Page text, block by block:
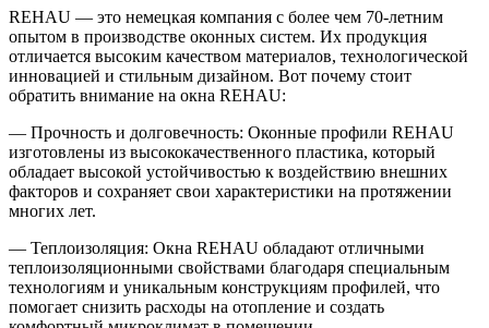
REHAU — это немецкая компания с более чем 70-летним
опытом в производстве оконных систем. Их продукция
отличается высоким качеством материалов, технологической
инновацией и стильным дизайном. Вот почему стоит
обратить внимание на окна REHAU:
— Прочность и долговечность: Оконные профили REHAU
изготовлены из высококачественного пластика, который
обладает высокой устойчивостью к воздействию внешних
факторов и сохраняет свои характеристики на протяжении
многих лет.
— Теплоизоляция: Окна REHAU обладают отличными
теплоизоляционными свойствами благодаря специальным
технологиям и уникальным конструкциям профилей, что
помогает снизить расходы на отопление и создать